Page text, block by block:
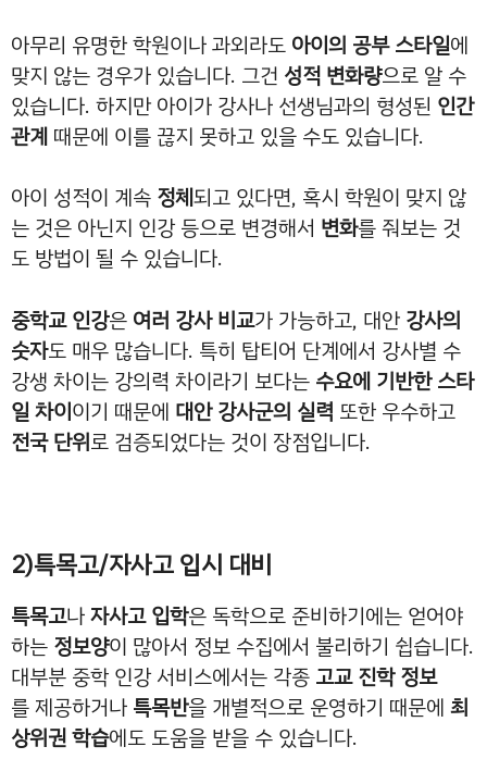
아무리 유명한 학원이나 과외라도 아이의 공부 스타일에
맞지 않는 경우가 있습니다. 그건 성적 변화량으로 알 수
있습니다. 하지만 아이가 강사나 선생님과의 형성된 인간
관계 때문에 이를 끊지 못하고 있을 수도 있습니다.
아이 성적이 계속 정체되고 있다면, 혹시 학원이 맞지 않
는 것은 아닌지 인강 등으로 변경해서 변화를 줘보는 것
도 방법이 될 수 있습니다.
중학교 인강은 여러 강사 비교가 가능하고, 대안 강사의
숫자도 매우 많습니다. 특히 탑티어 단계에서 강사별 수
강생 차이는 강의력 차이라기 보다는 수요에 기반한 스타
일 차이이기 때문에 대안 강사군의 실력 또한 우수하고
전국 단위로 검증되었다는 것이 장점입니다.
2)특목고/자사고 입시 대비
특목고나자사고 입학은 독학으로 준비하기에는 얻어야
하는 정보양이 많아서 정보 수집에서 불리하기 쉽습니다.
대부분 중학 인강 서비스에서는 각종 고교 진학 정보
를 제공하거나 특목반을 개별적으로 운영하기 때문에 최
상위권 학습에도 도움을 받을 수 있습니다.